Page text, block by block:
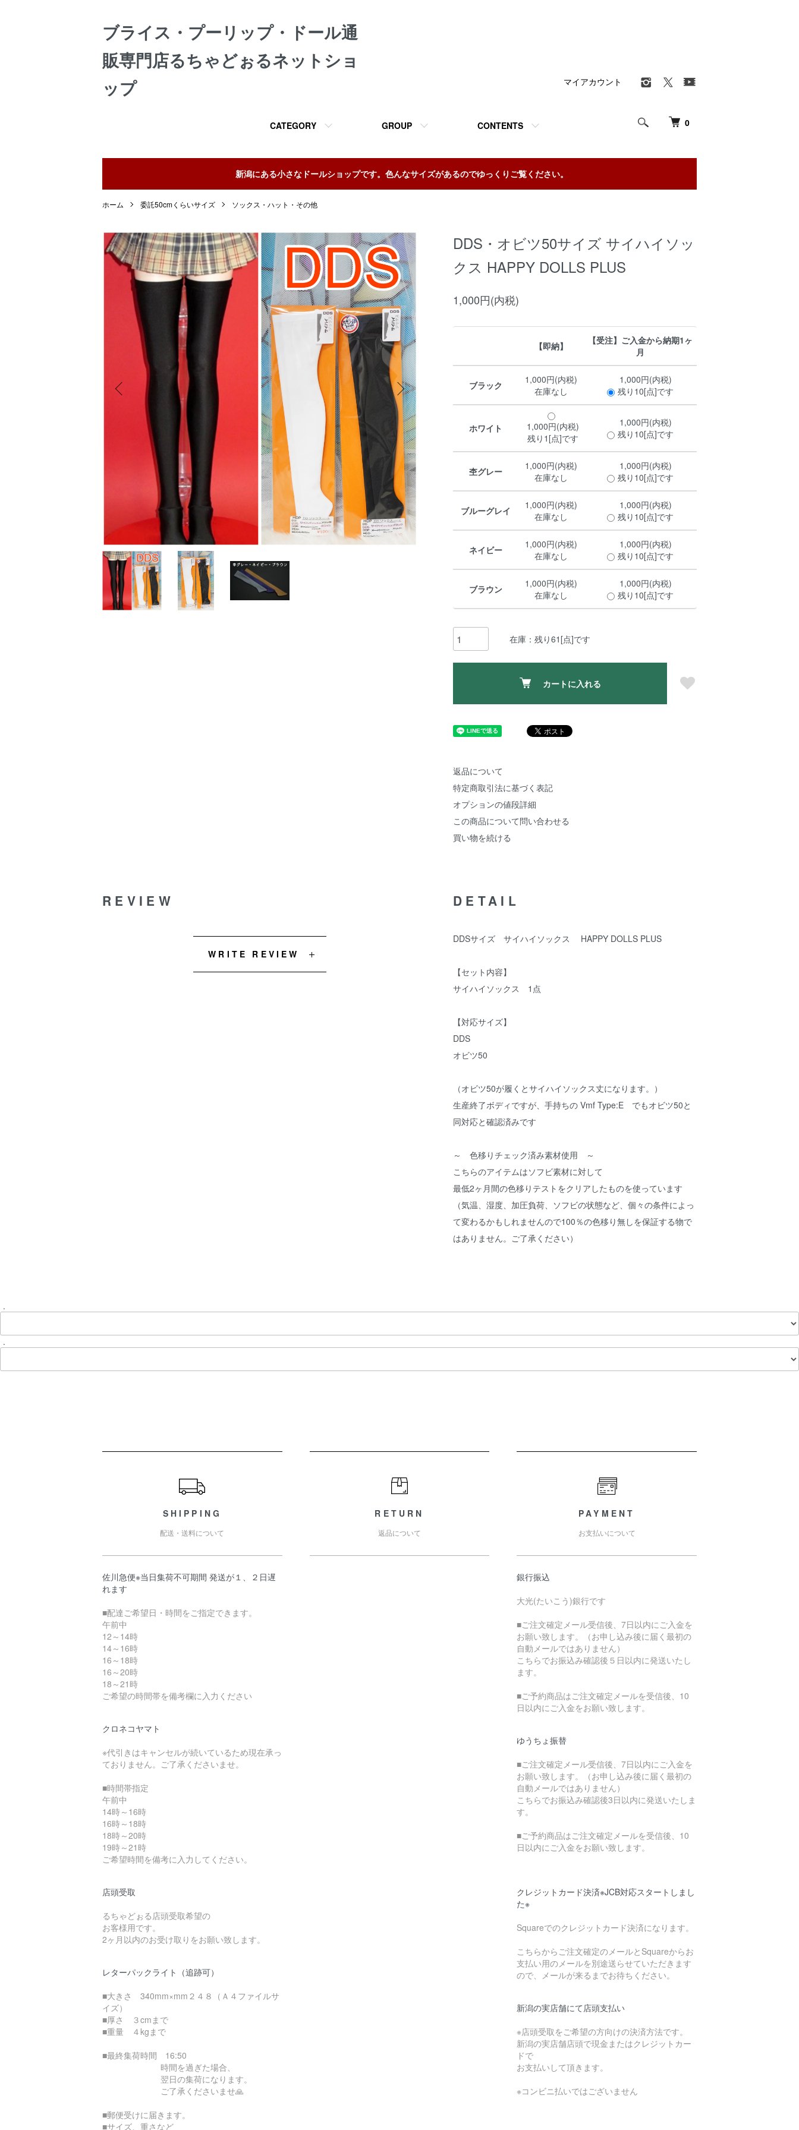
ブライス・プーリップ・ドール通
販専門店るちゃどぉるネットショ
ップ
0
CATEGORY GROUP CONTENTS
マイアカウント
新潟にある小さなドールショップです。色んなサイズがあるのでゆっくりご覧ください。
ホーム 委託50cmくらいサイズ ソックス・ハット・その他
DDS・オビツ50サイズ サイハイソッ
クス HAPPY DOLLS PLUS
1,000円(内税)
【即納】
【受注】ご入金から納期1ヶ
月
ブラック
1,000円(内税)
在庫なし
1,000円(内税)
残り10[点]です
ホワイト
1,000円(内税)
残り1[点]です
1,000円(内税)
残り10[点]です
杢グレー
1,000円(内税)
在庫なし
1,000円(内税)
残り10[点]です
ブルーグレイ
1,000円(内税)
在庫なし
1,000円(内税)
残り10[点]です
ネイビー
1,000円(内税)
在庫なし
1,000円(内税)
残り10[点]です
ブラウン
1,000円(内税)
在庫なし
1,000円(内税)
残り10[点]です
在庫：残り61[点]です
カートに入れる
返品について
特定商取引法に基づく表記
オプションの値段詳細
この商品について問い合わせる
買い物を続ける
DETAIL
DDSサイズ サイハイソックス HAPPY DOLLS PLUS
【セット内容】
サイハイソックス 1点
【対応サイズ】
DDS
オビツ50
（オビツ50が履くとサイハイソックス丈になります。）
生産終了ボディですが、手持ちの Vmf Type:E でもオビツ50と
同対応と確認済みです
～ 色移りチェック済み素材使用 ～
こちらのアイテムはソフビ素材に対して
最低2ヶ月間の色移りテストをクリアしたものを使っています
（気温、湿度、加圧負荷、ソフビの状態など、個々の条件によっ
て変わるかもしれませんので100％の色移り無しを保証する物で
はありません。ご了承ください）
REVIEW
WRITE REVIEW
.
.
SHIPPING
配送・送料について
佐川急便※当日集荷不可期間 発送が１、２日遅
れます
■配達ご希望日・時間をご指定できます。
午前中
12～14時
14～16時
16～18時
16～20時
18～21時
ご希望の時間帯を備考欄に入力ください
クロネコヤマト
※代引きはキャンセルが続いているため現在承っ
ておりません。ご了承くださいませ。
■時間帯指定
午前中
14時～16時
16時～18時
18時～20時
19時～21時
ご希望時間を備考に入力してください。
店頭受取
るちゃどぉる店頭受取希望の
お客様用です。
2ヶ月以内のお受け取りをお願い致します。
レターパックライト（追跡可）
■大きさ 340mm×mm２４８（Ａ４ファイルサ
イズ）
■厚さ ３cmまで
■重量 ４kgまで
■最終集荷時間 16:50
時間を過ぎた場合、
翌日の集荷になります。
ご了承くださいませ🙏
■郵便受けに届きます。
■サイズ、重さなど
RETURN
返品について
PAYMENT
お支払いについて
銀行振込
大光(たいこう)銀行です
■ご注文確定メール受信後、7日以内にご入金を
お願い致します。（お申し込み後に届く最初の
自動メールではありません）
こちらでお振込み確認後５日以内に発送いたし
ます。
■ご予約商品はご注文確定メールを受信後、10
日以内にご入金をお願い致します。
ゆうちょ振替
■ご注文確定メール受信後、7日以内にご入金を
お願い致します。（お申し込み後に届く最初の
自動メールではありません）
こちらでお振込み確認後3日以内に発送いたしま
す。
■ご予約商品はご注文確定メールを受信後、10
日以内にご入金をお願い致します。
クレジットカード決済※JCB対応スタートしまし
た※
Squareでのクレジットカード決済になります。
こちらからご注文確定のメールとSquareからお
支払い用のメールを別途送らせていただきます
ので、メールが来るまでお待ちください。
新潟の実店舗にて店頭支払い
※店頭受取をご希望の方向けの決済方法です。
新潟の実店舗店頭で現金またはクレジットカー
ドで
お支払いして頂きます。
※コンビニ払いではございません